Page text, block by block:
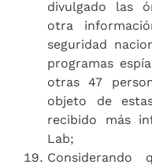
divulgado las
otra
seguridad
programas
otras 47
objeto de
recibido más
Lab;